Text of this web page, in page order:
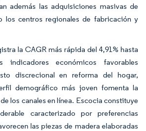
además las adquisiciones masivas de
los centros regionales de fabricación y
la CAGR más rápida del 4,91% hasta
económicos favorables
discrecional en reforma del hogar,
demográfico más joven fomenta la
los canales en línea. Escocia constituye
caracterizado por preferencias
las piezas de madera elaboradas